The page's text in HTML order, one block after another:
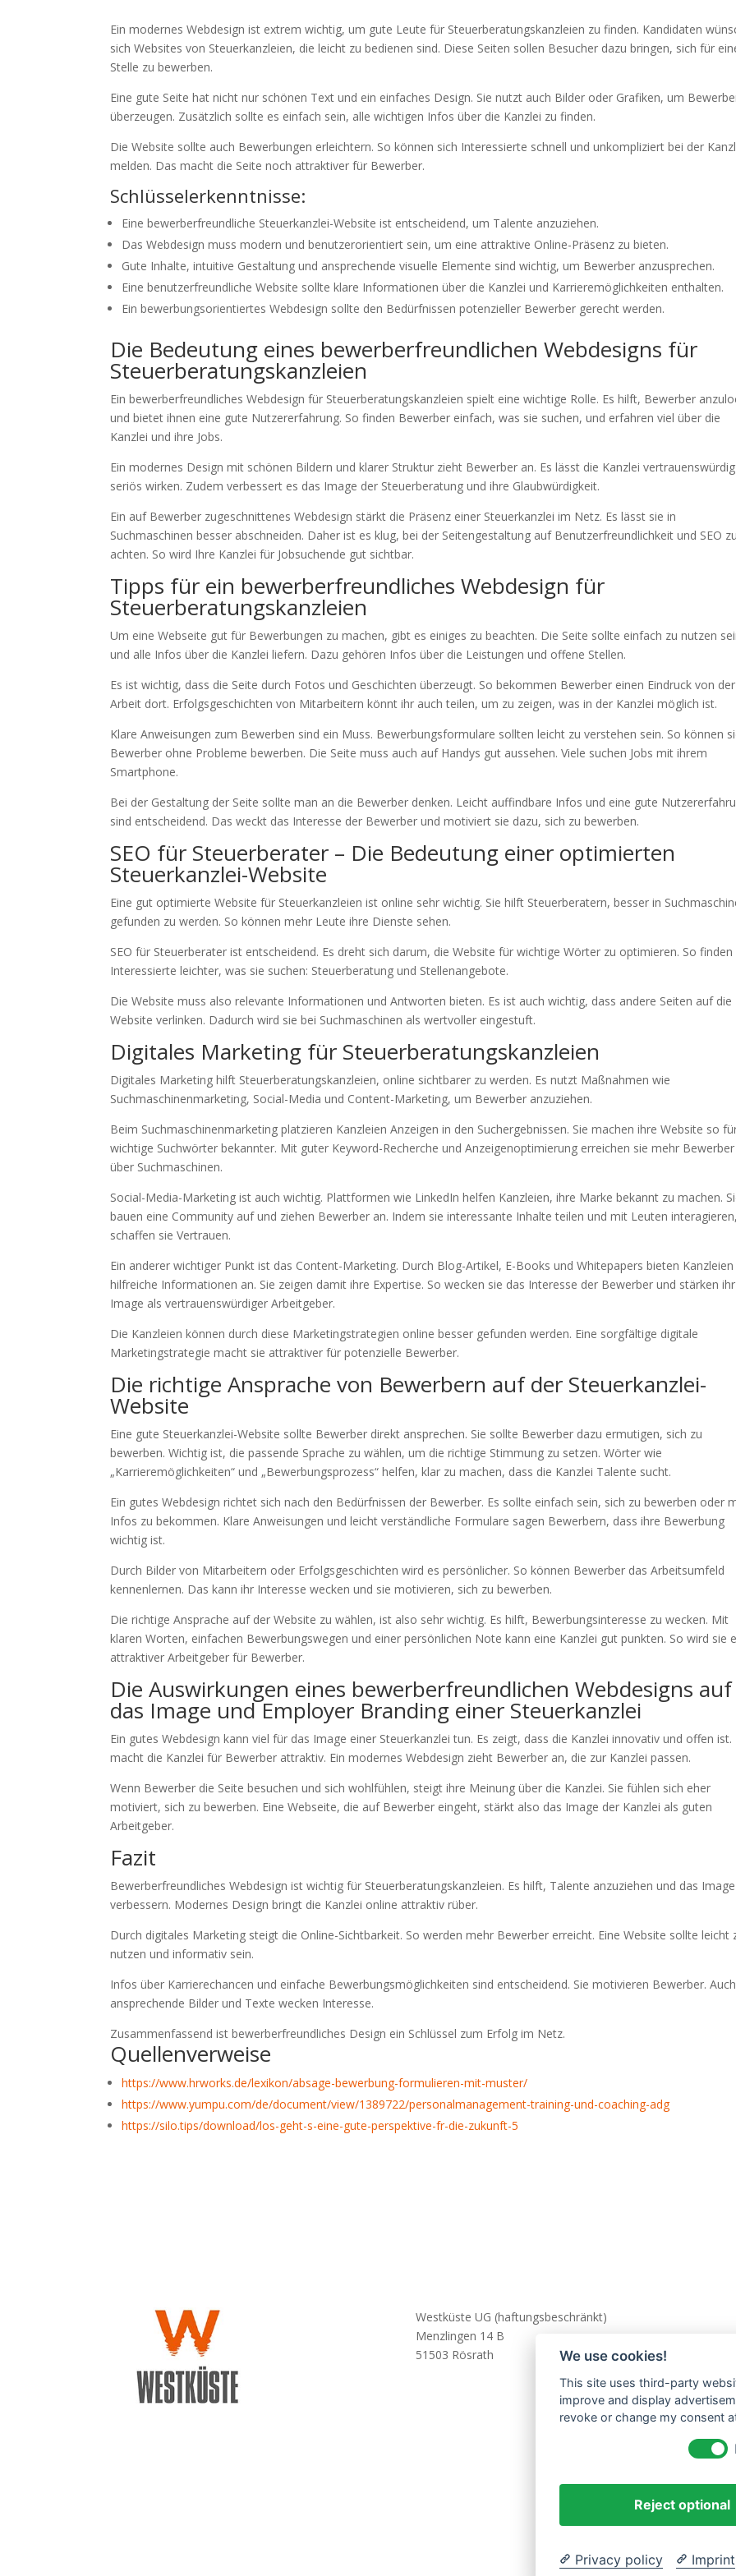
Ein modernes Webdesign ist extrem wichtig, um gute Leute für Steuerberatungskanzleien zu finden. Kandidaten
sich Websites von Steuerkanzleien, die leicht zu bedienen sind. Diese Seiten sollen Besucher dazu bringen, sich für
Stelle zu bewerben.
Eine gute Seite hat nicht nur schönen Text und ein einfaches Design. Sie nutzt auch Bilder oder Grafiken, um
überzeugen. Zusätzlich sollte es einfach sein, alle wichtigen Infos über die Kanzlei zu finden.
Die Website sollte auch Bewerbungen erleichtern. So können sich Interessierte schnell und unkompliziert bei der
melden. Das macht die Seite noch attraktiver für Bewerber.
Schlüsselerkenntnisse:
Eine bewerberfreundliche Steuerkanzlei-Website ist entscheidend, um Talente anzuziehen.
Das Webdesign muss modern und benutzerorientiert sein, um eine attraktive Online-Präsenz zu bieten.
Gute Inhalte, intuitive Gestaltung und ansprechende visuelle Elemente sind wichtig, um Bewerber anzusprechen.
Eine benutzerfreundliche Website sollte klare Informationen über die Kanzlei und Karrieremöglichkeiten enthalten.
Ein bewerbungsorientiertes Webdesign sollte den Bedürfnissen potenzieller Bewerber gerecht werden.
Die Bedeutung eines bewerberfreundlichen Webdesigns für
Steuerberatungskanzleien
Ein bewerberfreundliches Webdesign für Steuerberatungskanzleien spielt eine wichtige Rolle. Es hilft, Bewerber
und bietet ihnen eine gute Nutzererfahrung. So finden Bewerber einfach, was sie suchen, und erfahren viel über die
Kanzlei und ihre Jobs.
Ein modernes Design mit schönen Bildern und klarer Struktur zieht Bewerber an. Es lässt die Kanzlei
seriös wirken. Zudem verbessert es das Image der Steuerberatung und ihre Glaubwürdigkeit.
Ein auf Bewerber zugeschnittenes Webdesign stärkt die Präsenz einer Steuerkanzlei im Netz. Es lässt sie in
Suchmaschinen besser abschneiden. Daher ist es klug, bei der Seitengestaltung auf Benutzerfreundlichkeit und SEO zu
achten. So wird Ihre Kanzlei für Jobsuchende gut sichtbar.
Tipps für ein bewerberfreundliches Webdesign für
Steuerberatungskanzleien
Um eine Webseite gut für Bewerbungen zu machen, gibt es einiges zu beachten. Die Seite sollte einfach zu nutzen
und alle Infos über die Kanzlei liefern. Dazu gehören Infos über die Leistungen und offene Stellen.
Es ist wichtig, dass die Seite durch Fotos und Geschichten überzeugt. So bekommen Bewerber einen Eindruck von der
Arbeit dort. Erfolgsgeschichten von Mitarbeitern könnt ihr auch teilen, um zu zeigen, was in der Kanzlei möglich ist.
Klare Anweisungen zum Bewerben sind ein Muss. Bewerbungsformulare sollten leicht zu verstehen sein. So können
Bewerber ohne Probleme bewerben. Die Seite muss auch auf Handys gut aussehen. Viele suchen Jobs mit ihrem
Smartphone.
Bei der Gestaltung der Seite sollte man an die Bewerber denken. Leicht auffindbare Infos und eine gute
sind entscheidend. Das weckt das Interesse der Bewerber und motiviert sie dazu, sich zu bewerben.
SEO für Steuerberater – Die Bedeutung einer optimierten
Steuerkanzlei-Website
Eine gut optimierte Website für Steuerkanzleien ist online sehr wichtig. Sie hilft Steuerberatern, besser in
gefunden zu werden. So können mehr Leute ihre Dienste sehen.
SEO für Steuerberater ist entscheidend. Es dreht sich darum, die Website für wichtige Wörter zu optimieren. So finden
Interessierte leichter, was sie suchen: Steuerberatung und Stellenangebote.
Die Website muss also relevante Informationen und Antworten bieten. Es ist auch wichtig, dass andere Seiten auf die
Website verlinken. Dadurch wird sie bei Suchmaschinen als wertvoller eingestuft.
Digitales Marketing für Steuerberatungskanzleien
Digitales Marketing hilft Steuerberatungskanzleien, online sichtbarer zu werden. Es nutzt Maßnahmen wie
Suchmaschinenmarketing, Social-Media und Content-Marketing, um Bewerber anzuziehen.
Beim Suchmaschinenmarketing platzieren Kanzleien Anzeigen in den Suchergebnissen. Sie machen ihre Website so
wichtige Suchwörter bekannter. Mit guter Keyword-Recherche und Anzeigenoptimierung erreichen sie mehr Bewerber
über Suchmaschinen.
Social-Media-Marketing ist auch wichtig. Plattformen wie LinkedIn helfen Kanzleien, ihre Marke bekannt zu machen.
bauen eine Community auf und ziehen Bewerber an. Indem sie interessante Inhalte teilen und mit Leuten interagieren,
schaffen sie Vertrauen.
Ein anderer wichtiger Punkt ist das Content-Marketing. Durch Blog-Artikel, E-Books und Whitepapers bieten Kanzleien
hilfreiche Informationen an. Sie zeigen damit ihre Expertise. So wecken sie das Interesse der Bewerber und stärken ihr
Image als vertrauenswürdiger Arbeitgeber.
Die Kanzleien können durch diese Marketingstrategien online besser gefunden werden. Eine sorgfältige digitale
Marketingstrategie macht sie attraktiver für potenzielle Bewerber.
Die richtige Ansprache von Bewerbern auf der Steuerkanzlei-
Website
Eine gute Steuerkanzlei-Website sollte Bewerber direkt ansprechen. Sie sollte Bewerber dazu ermutigen, sich zu
bewerben. Wichtig ist, die passende Sprache zu wählen, um die richtige Stimmung zu setzen. Wörter wie
„Karrieremöglichkeiten“ und „Bewerbungsprozess“ helfen, klar zu machen, dass die Kanzlei Talente sucht.
Ein gutes Webdesign richtet sich nach den Bedürfnissen der Bewerber. Es sollte einfach sein, sich zu bewerben oder
Infos zu bekommen. Klare Anweisungen und leicht verständliche Formulare sagen Bewerbern, dass ihre Bewerbung
wichtig ist.
Durch Bilder von Mitarbeitern oder Erfolgsgeschichten wird es persönlicher. So können Bewerber das Arbeitsumfeld
kennenlernen. Das kann ihr Interesse wecken und sie motivieren, sich zu bewerben.
Die richtige Ansprache auf der Website zu wählen, ist also sehr wichtig. Es hilft, Bewerbungsinteresse zu wecken. Mit
klaren Worten, einfachen Bewerbungswegen und einer persönlichen Note kann eine Kanzlei gut punkten. So wird sie
attraktiver Arbeitgeber für Bewerber.
Die Auswirkungen eines bewerberfreundlichen Webdesigns auf
das Image und Employer Branding einer Steuerkanzlei
Ein gutes Webdesign kann viel für das Image einer Steuerkanzlei tun. Es zeigt, dass die Kanzlei innovativ und offen ist.
macht die Kanzlei für Bewerber attraktiv. Ein modernes Webdesign zieht Bewerber an, die zur Kanzlei passen.
Wenn Bewerber die Seite besuchen und sich wohlfühlen, steigt ihre Meinung über die Kanzlei. Sie fühlen sich eher
motiviert, sich zu bewerben. Eine Webseite, die auf Bewerber eingeht, stärkt also das Image der Kanzlei als guten
Arbeitgeber.
Fazit
Bewerberfreundliches Webdesign ist wichtig für Steuerberatungskanzleien. Es hilft, Talente anzuziehen und das
verbessern. Modernes Design bringt die Kanzlei online attraktiv rüber.
Durch digitales Marketing steigt die Online-Sichtbarkeit. So werden mehr Bewerber erreicht. Eine Website sollte leicht
nutzen und informativ sein.
Infos über Karrierechancen und einfache Bewerbungsmöglichkeiten sind entscheidend. Sie motivieren Bewerber. Auch
ansprechende Bilder und Texte wecken Interesse.
Zusammenfassend ist bewerberfreundliches Design ein Schlüssel zum Erfolg im Netz.
Quellenverweise
https://www.hrworks.de/lexikon/absage-bewerbung-formulieren-mit-muster/
https://www.yumpu.com/de/document/view/1389722/personalmanagement-training-und-coaching-adg
https://silo.tips/download/los-geht-s-eine-gute-perspektive-fr-die-zukunft-5
Westküste UG (haftungsbeschränkt)
Menzlingen 14 B
51503 Rösrath
We use cookies!
This site uses third-party
improve and display
revoke or change my consent
Reject optional
Privacy policy Imprint